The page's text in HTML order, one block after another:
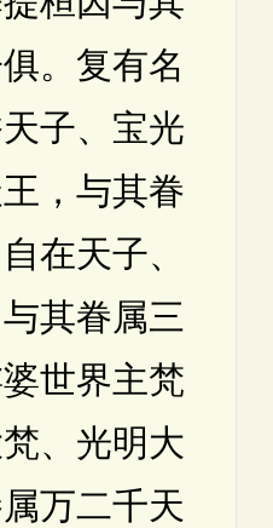
。复有名
子、宝光
，与其眷
在天子、
其眷属三
世界主梵
、光明大
万二千天